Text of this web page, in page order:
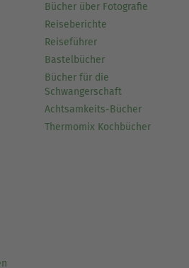
Bücher über Fotografie
Reiseberichte
Reiseführer
Bastelbücher
Bücher für die
Schwangerschaft
Achtsamkeits-Bücher
Thermomix Kochbücher